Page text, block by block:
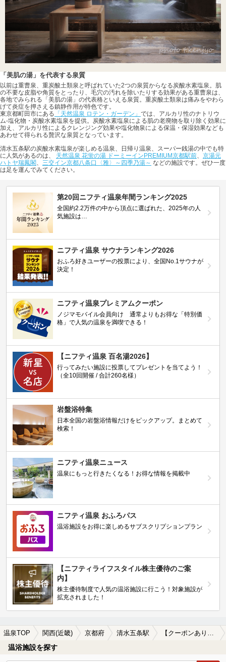
「美肌の湯」を代表する泉質
以前は重曹泉、重炭酸土類泉と呼ばれていた2つの泉質からなる炭酸水素塩泉。肌
の不要な皮脂や角質をとったり、毛穴の汚れを除いたりする効果がある重曹泉は、
各地でみられる「美肌の湯」の代表格といえる泉質。重炭酸土類泉は痛みをやわら
げて炎症を押さえる鎮静作用が特色です。
東京都町田市にある 「天然温泉 ロテン・ガーデン」 では、アルカリ性のナトリウ
ム-塩化物・炭酸水素塩泉を提供。炭酸水素塩泉による肌の老廃物を取り除く効果に
加え、アルカリ性によるクレンジング効果や塩化物泉による保温・保湿効果なども
あわせて得られる贅沢な泉質となっています。
清水五条駅の炭酸水素塩泉が楽しめる温泉、日帰り温泉、スーパー銭湯の中でも特
に人気があるのは、 天然温泉 花蛍の湯 ドーミーインPREMIUM京都駅前、 京湯元
ハトヤ瑞鳳閣、 三交イン京都八条口〈雅〉～四季乃湯～ などの施設です。ぜひ一度
は足を運んでみてください。
第20回ニフティ温泉年間ランキング2025
全国約2.2万件の中から頂点に選ばれた、2025年の人
気施設は…
ニフティ温泉 サウナランキング2026
おふろ好きユーザーの投票により、全国No.1サウナが
決定！
ニフティ温泉プレミアムクーポン
ノジマモバイル会員向け 通常よりもお得な「特別価
格」で人気の温泉を満喫できる！
【ニフティ温泉 百名湯2026】
行ってみたい施設に投票してプレゼントを当てよう！
（全10回開催 / 合計260名様）
岩盤浴特集
日本全国の岩盤浴情報だけをピックアップ。まとめて
検索！
ニフティ温泉ニュース
温泉にもっと行きたくなる！お得な情報を掲載中
ニフティ温泉 おふろパス
温浴施設をお得に楽しめるサブスクリプションプラン
【ニフティライフスタイル株主優待のご案
内】
株主優待制度で人気の温浴施設に行こう！対象施設が
拡充されました！
温泉TOP 関西(近畿) 京都府 清水五条駅 【クーポンあり】炭酸水素塩泉が楽しめる清水五条駅近くの温泉、日帰り温泉、スーパー銭湯おすすめ
温浴施設を探す